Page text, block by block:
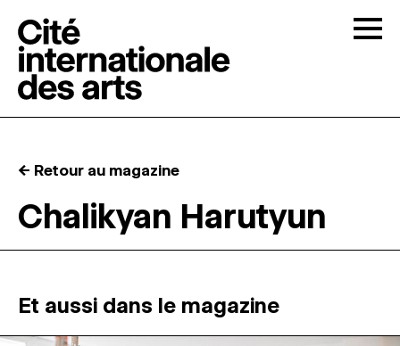
RÉSIDENCES ↓
ATELIERS OUVERTS
← Retour au magazine
Chalikyan Harutyun
Et aussi dans le magazine